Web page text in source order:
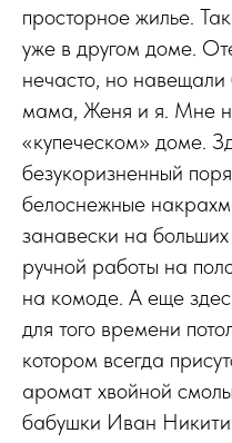
просторное жилье.
уже в другом доме.
нечасто, но
мама, Женя и я. Мне
«купеческом» доме.
безукоризненный
белоснежные
занавески на
ручной работы на
на комоде. А еще
для того времени
котором всегда
аромат хвойной
бабушки Иван